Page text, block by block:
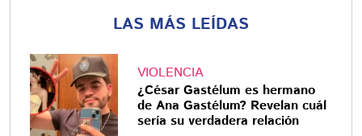
LAS MÁS LEÍDAS
VIOLENCIA
¿César Gastélum es hermano
de Ana Gastélum? Revelan cuál
sería su verdadera relación